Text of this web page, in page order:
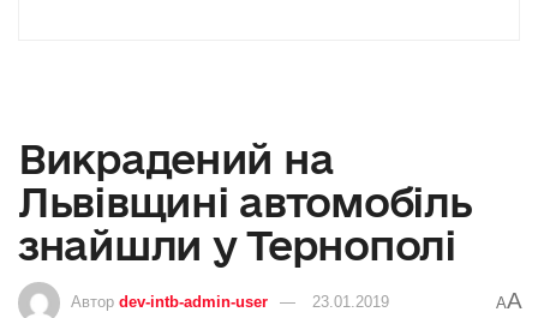
Викрадений на
Львівщині автомобіль
знайшли у Тернополі
Автор dev-intb-admin-user 23.01.2019 AA